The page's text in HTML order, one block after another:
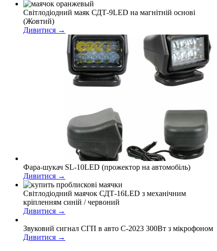
Світлодіодний маяк СДТ-9LED на магнітній основі
(Жовтий)
Дивитися →
Фара-шукач SL-10LED (прожектор на автомобіль)
Дивитися →
Світлодіодний маячок СДТ-16LED з механічним
кріпленням синій / червоний
Дивитися →
Звуковий сигнал СГП в авто С-2023 300Вт з мікрофоном
Дивитися →